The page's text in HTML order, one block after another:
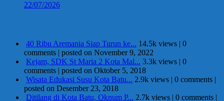
22/07/2026
40 Ribu Aremania Siap Turun ke... 14.5k views | 0
comments | posted on November 9, 2022
Kejam, SDK St Maria 2 Kota Mal... 3.3k views | 0
comments | posted on Oktober 5, 2018
Wisata Edukasi Susu Kota Batu... 2.9k views | 0 comments |
posted on Desember 23, 2018
Ditilang di Kota Batu, Oknum P... 2.7k views | 0 comments |